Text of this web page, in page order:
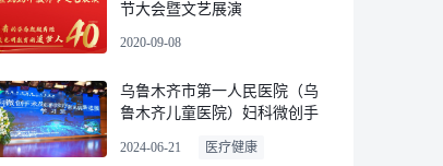
节大会暨文艺展演
2020-09-08
乌鲁木齐市第一人民医院（乌
鲁木齐儿童医院）妇科微创手
习班
2024-06-21 医疗健康